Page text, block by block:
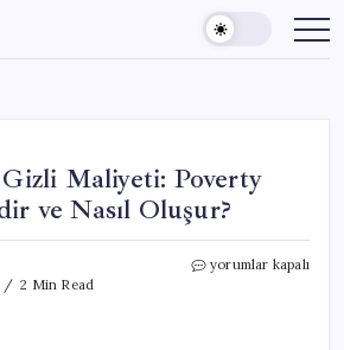
Maliyeti: Poverty
ve Nasıl Oluşur?
2 Min Read
Yoksulluğun
yorumlar kapalı